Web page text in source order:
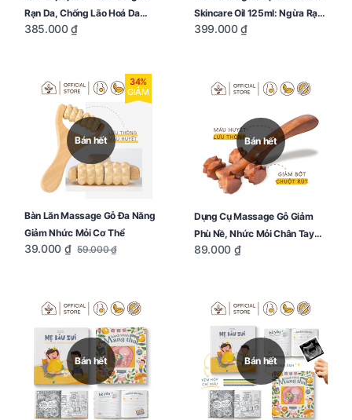
Rạn Da, Chống Lão Hoá Da
Cho Mẹ Bầu Tuýp 125g
385.000 ₫
Skincare Oil 125ml: Ngừa Rạn
Da, Chăm Sóc Da Toàn Diện
399.000 ₫
Bán hết
34%
GIẢM
Bàn Lăn Massage Gỗ Đa Năng
Giảm Nhức Mỏi Cơ Thể
39.000 ₫ 59.000 ₫
Bán hết
Dụng Cụ Massage Gỗ Giảm
Phù Nề, Nhức Mỏi Chân Tay
Cho Mẹ Bầu
89.000 ₫
Bán hết Bán hết